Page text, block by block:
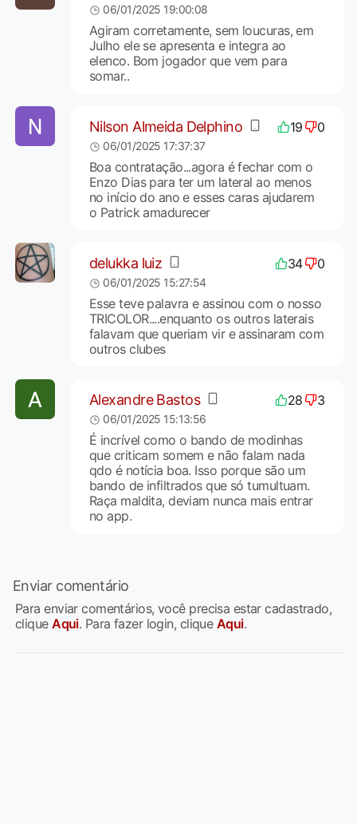
06/01/2025 19:00:08
Agiram corretamente, sem loucuras, em
Julho ele se apresenta e integra ao
elenco. Bom jogador que vem para
somar..
Nilson Almeida Delphino 19 0
06/01/2025 17:37:37
Boa contratação...agora é fechar com o
Enzo Dias para ter um lateral ao menos
no início do ano e esses caras ajudarem
o Patrick amadurecer
delukka luiz 34 0
06/01/2025 15:27:54
Esse teve palavra e assinou com o nosso
TRICOLOR....enquanto os outros laterais
falavam que queriam vir e assinaram com
outros clubes
Alexandre Bastos 28 3
06/01/2025 15:13:56
É incrível como o bando de modinhas
que criticam somem e não falam nada
qdo é notícia boa. Isso porque são um
bando de infiltrados que só tumultuam.
Raça maldita, deviam nunca mais entrar
no app.
Enviar comentário
Para enviar comentários, você precisa estar cadastrado,
cliqueAqui. Para fazer login, clique Aqui.